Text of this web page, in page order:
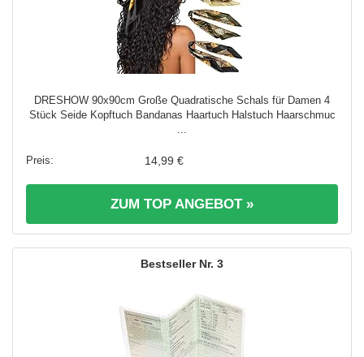
DRESHOW 90x90cm Große Quadratische Schals für Damen 4
Stück Seide Kopftuch Bandanas Haartuch Halstuch Haarschmuc
...
14,99 €
ZUM TOP ANGEBOT »
3